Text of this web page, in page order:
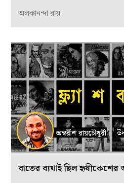
অলকানন্দা রায়
বাতের ব্যথাই ছিল হৃষীকেশের